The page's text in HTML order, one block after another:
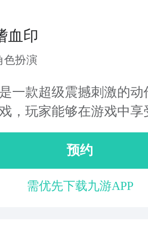
血印
色扮演
一款超级震撼刺激的
，玩家能够在游戏中享
预约
需优先下载九游APP